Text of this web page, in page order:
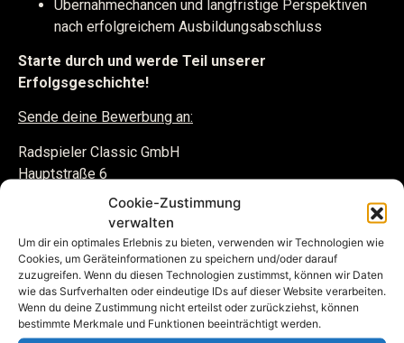
Cookie-Zustimmung
verwalten
Um dir ein optimales Erlebnis zu bieten, verwenden wir Technologien wie
Cookies, um Geräteinformationen zu speichern und/oder darauf
zuzugreifen. Wenn du diesen Technologien zustimmst, können wir Daten
wie das Surfverhalten oder eindeutige IDs auf dieser Website verarbeiten.
Wenn du deine Zustimmung nicht erteilst oder zurückziehst, können
bestimmte Merkmale und Funktionen beeinträchtigt werden.
Übernahmechancen und langfristige Perspektiven
nach erfolgreichem Ausbildungsabschluss
Starte durch und werde Teil unserer
Erfolgsgeschichte!
Sende deine Bewerbung an:
Radspieler Classic GmbH
Hauptstraße 6
89355 Gundremmingen
kontakt@radspielerclassic.com
Tel.: 08224 967 3790